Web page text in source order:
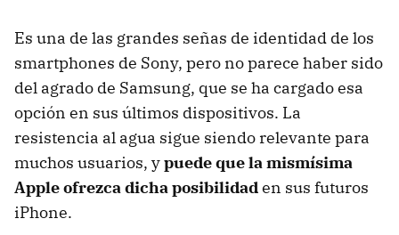
Es una de las grandes señas de identidad de los
smartphones de Sony, pero no parece haber sido
del agrado de Samsung, que se ha cargado esa
opción en sus últimos dispositivos. La
resistencia al agua sigue siendo relevante para
muchos usuarios, ypuede que la mismísima
Apple ofrezca dicha posibilidaden sus futuros
iPhone.